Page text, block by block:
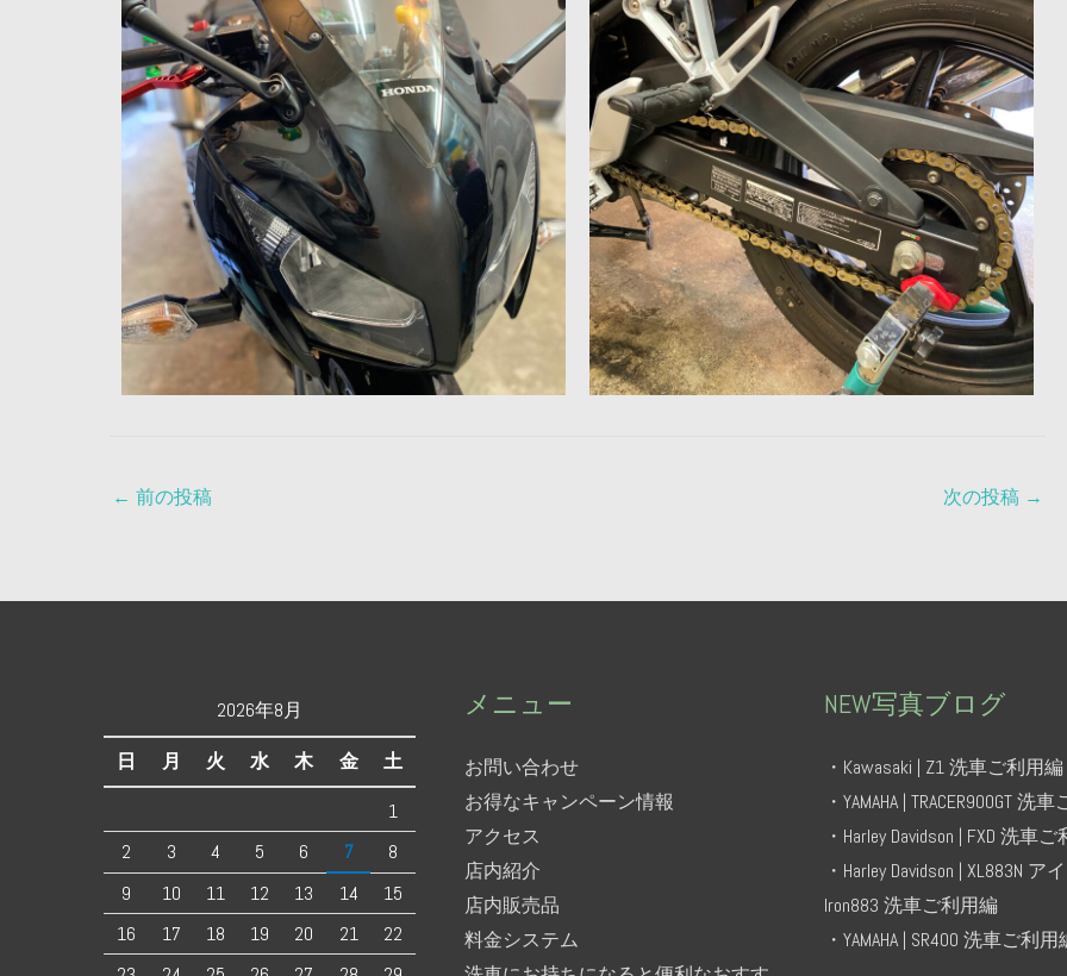
← 前の投稿 次の投稿 →
2026年8月
日 月 火 水 木 金
土
1
2
3 4 5 6 7
8
9
10 11 12 13 14
15
16
17 18 19 20 21
22
メニュー
お問い合わせ
お得なキャンペーン情報
アクセス
店内紹介
店内販売品
料金システム
NEW写真ブログ
・Kawasaki | Z1 洗車ご利用編
・YAMAHA | TRACER900GT 洗
・Harley Davidson | FXD 洗車
・Harley Davidson | XL883N ア
Iron883 洗車ご利用編
・YAMAHA | SR400 洗車ご利用